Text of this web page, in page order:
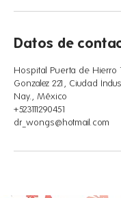
Datos de
Hospital Puerta de Hierro
Gonzalez 221, Ciudad
Nay., México
+523111290451
dr_wongs@hotmail.com